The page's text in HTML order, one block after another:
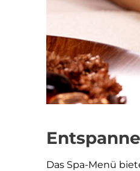
Das Spa-Menü